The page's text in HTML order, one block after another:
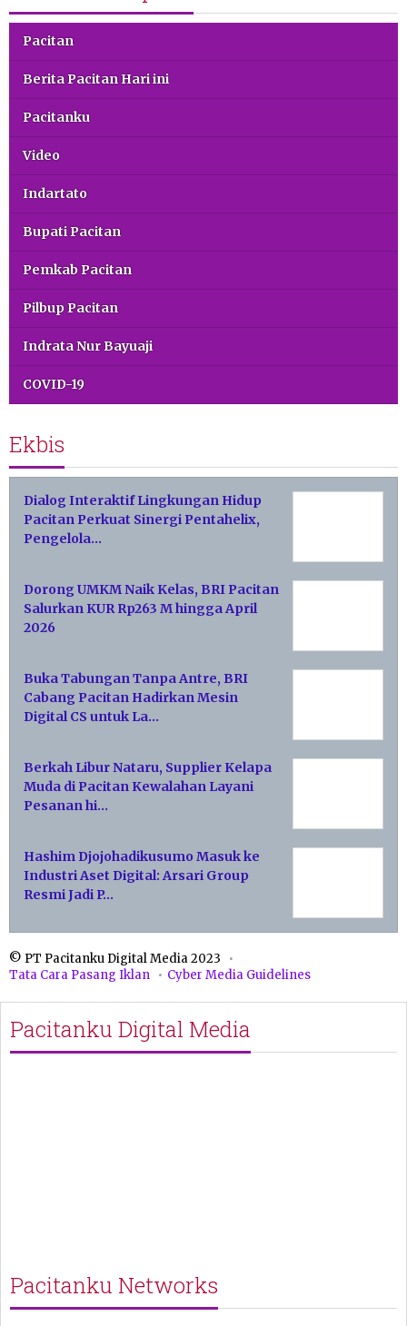
Pacitan
Berita Pacitan Hari ini
Pacitanku
Video
Indartato
Bupati Pacitan
Pemkab Pacitan
Pilbup Pacitan
Indrata Nur Bayuaji
COVID-19
Ekbis
Dialog Interaktif Lingkungan Hidup
Pacitan Perkuat Sinergi Pentahelix,
Pengelola…
Dorong UMKM Naik Kelas, BRI Pacitan
Salurkan KUR Rp263 M hingga April
2026
Buka Tabungan Tanpa Antre, BRI
Cabang Pacitan Hadirkan Mesin
Digital CS untuk La…
Berkah Libur Nataru, Supplier Kelapa
Muda di Pacitan Kewalahan Layani
Pesanan hi…
Hashim Djojohadikusumo Masuk ke
Industri Aset Digital: Arsari Group
Resmi Jadi P…
© PT Pacitanku Digital Media 2023
Tata Cara Pasang Iklan
Cyber Media Guidelines
Pacitanku Digital Media
Pacitanku Networks